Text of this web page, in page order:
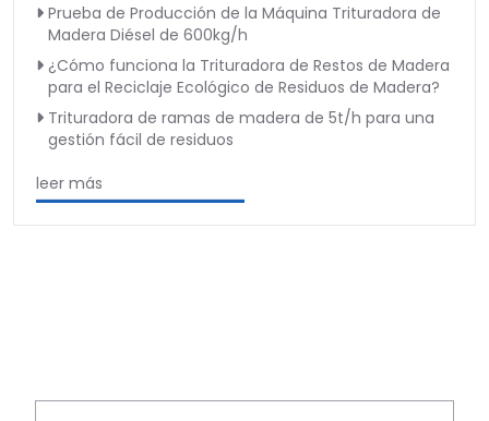
Prueba de Producción de la Máquina Trituradora de
Madera Diésel de 600kg/h
¿Cómo funciona la Trituradora de Restos de Madera
para el Reciclaje Ecológico de Residuos de Madera?
Trituradora de ramas de madera de 5t/h para una
gestión fácil de residuos
leer más